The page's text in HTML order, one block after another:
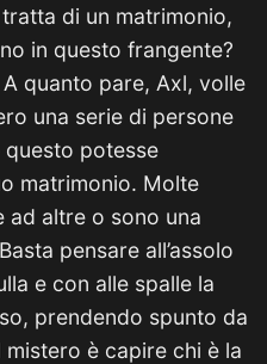
di un matrimonio,
in questo frangente?
quanto pare, Axl, volle
una serie di persone
potesse
matrimonio. Molte
ad altre o sono una
pensare all’assolo
e con alle spalle la
prendendo spunto da
è capire chi è la